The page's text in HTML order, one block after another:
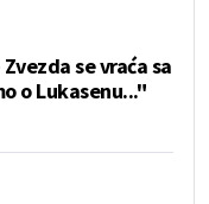
se vraća sa
o Lukasenu..."